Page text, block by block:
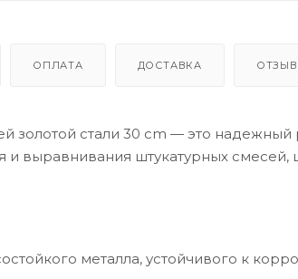
ОПЛАТА ДОСТАВКА
золотой стали 30 cm — это надежный
выравнивания штукатурных смесей,
металла, устойчивого к